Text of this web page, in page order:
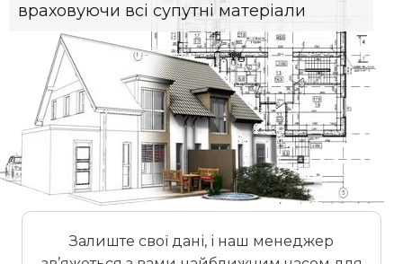
враховуючи всі супутні матеріали
Залиште свої дані, і наш менеджер